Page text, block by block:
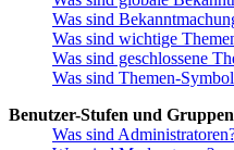
Was sind
Was sind wichtige
Was sind geschlossene
Was sind Themen-
Benutzer-Stufen und Gruppen
Was sind